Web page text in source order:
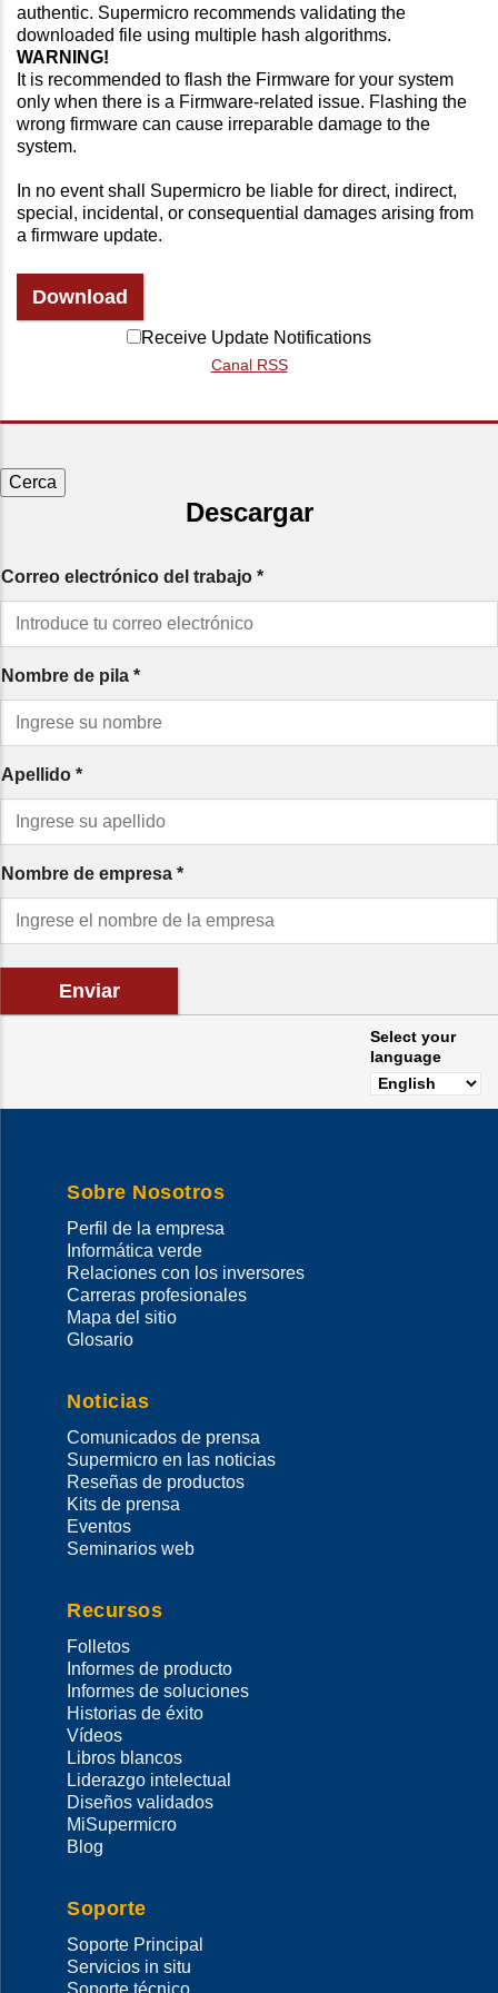
authentic. Supermicro recommends validating the
downloaded file using multiple hash algorithms.
WARNING!
It is recommended to flash the Firmware for your system
only when there is a Firmware-related issue. Flashing the
wrong firmware can cause irreparable damage to the
system.
In no event shall Supermicro be liable for direct, indirect,
special, incidental, or consequential damages arising from
a firmware update.
Download
Receive Update Notifications
Canal RSS
Cerca
Descargar
Correo electrónico del trabajo *
Nombre de pila *
Apellido *
Nombre de empresa *
Enviar
Select your
language
Sobre Nosotros
Perfil de la empresa
Informática verde
Relaciones con los inversores
Carreras profesionales
Mapa del sitio
Glosario
Noticias
Comunicados de prensa
Supermicro en las noticias
Reseñas de productos
Kits de prensa
Eventos
Seminarios web
Recursos
Folletos
Informes de producto
Informes de soluciones
Historias de éxito
Vídeos
Libros blancos
Liderazgo intelectual
Diseños validados
MiSupermicro
Blog
Soporte
Soporte Principal
Servicios in situ
Soporte técnico